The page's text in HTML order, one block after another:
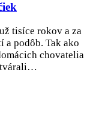
tisíce rokov a za
a podôb. Tak ako
chovatelia